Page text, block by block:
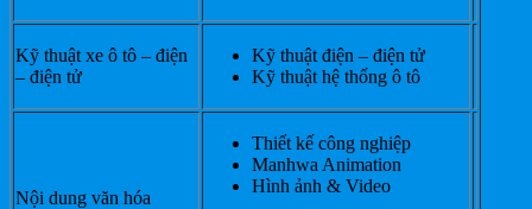
Kỹ thuật xe ô tô – điện
– điện tử
Kỹ thuật điện – điện tử
Kỹ thuật hệ thống ô tô
Nội dung văn hóa
Thiết kế công nghiệp
Manhwa Animation
Hình ảnh & Video